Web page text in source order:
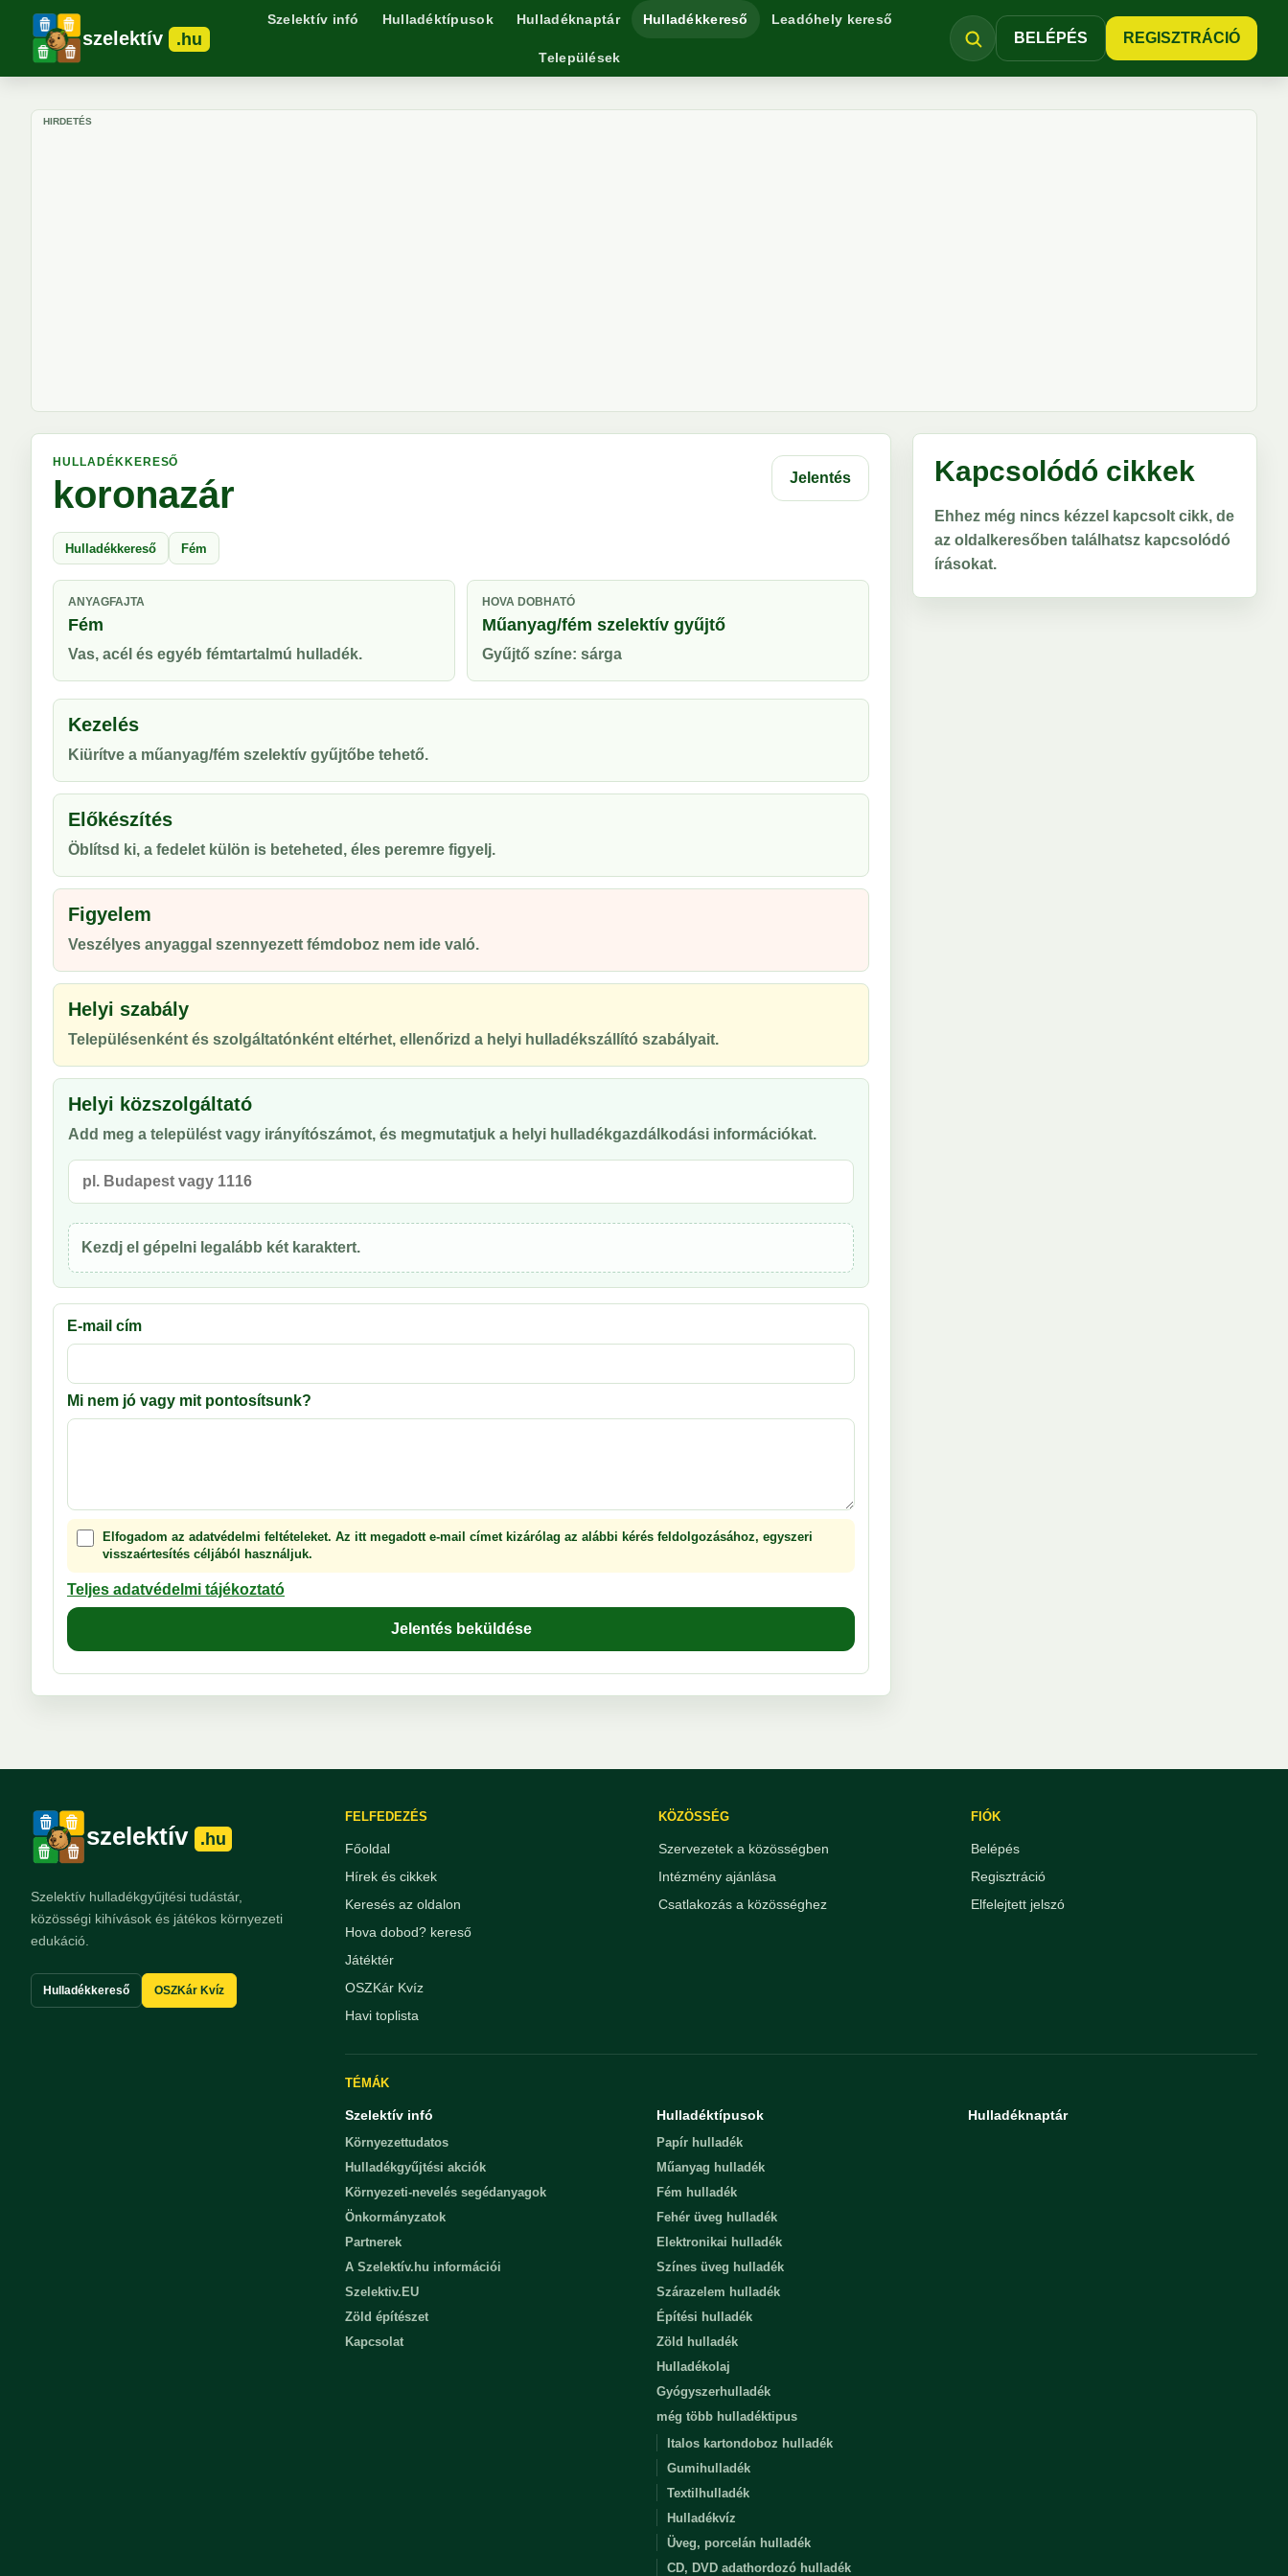
szelektív .hu
Szelektív infó Hulladéktípusok Hulladéknaptár Hulladékkereső Leadóhely kereső
Települések
BELÉPÉS REGISZTRÁCIÓ
HIRDETÉS
HULLADÉKKERESŐ
koronazár Jelentés
Hulladékkereső Fém
ANYAGFAJTA
Fém
Vas, acél és egyéb fémtartalmú hulladék.
HOVA DOBHATÓ
Műanyag/fém szelektív gyűjtő
Gyűjtő színe: sárga
Kezelés
Kiürítve a műanyag/fém szelektív gyűjtőbe tehető.
Előkészítés
Öblítsd ki, a fedelet külön is beteheted, éles peremre figyelj.
Figyelem
Veszélyes anyaggal szennyezett fémdoboz nem ide való.
Helyi szabály
Településenként és szolgáltatónként eltérhet, ellenőrizd a helyi hulladékszállító szabályait.
Helyi közszolgáltató
Add meg a települést vagy irányítószámot, és megmutatjuk a helyi hulladékgazdálkodási információkat.
Kezdj el gépelni legalább két karaktert.
E-mail cím
Mi nem jó vagy mit pontosítsunk?
Elfogadom az adatvédelmi feltételeket. Az itt megadott e-mail címet kizárólag az alábbi kérés feldolgozásához, egyszeri
visszaértesítés céljából használjuk.
Teljes adatvédelmi tájékoztató
Jelentés beküldése
Kapcsolódó cikkek
Ehhez még nincs kézzel kapcsolt cikk, de
az oldalkeresőben találhatsz kapcsolódó
írásokat.
szelektív .hu
Szelektív hulladékgyűjtési tudástár,
közösségi kihívások és játékos környezeti
edukáció.
Hulladékkereső OSZKár Kvíz
FELFEDEZÉS
Főoldal
Hírek és cikkek
Keresés az oldalon
Hova dobod? kereső
Játéktér
OSZKár Kvíz
Havi toplista
KÖZÖSSÉG
Szervezetek a közösségben
Intézmény ajánlása
Csatlakozás a közösséghez
FIÓK
Belépés
Regisztráció
Elfelejtett jelszó
TÉMÁK
Szelektív infó
Környezettudatos
Hulladékgyűjtési akciók
Környezeti-nevelés segédanyagok
Önkormányzatok
Partnerek
A Szelektív.hu információi
Szelektiv.EU
Zöld építészet
Kapcsolat
Hulladéktípusok
Papír hulladék
Műanyag hulladék
Fém hulladék
Fehér üveg hulladék
Elektronikai hulladék
Színes üveg hulladék
Szárazelem hulladék
Építési hulladék
Zöld hulladék
Hulladékolaj
Gyógyszerhulladék
még több hulladéktipus
Italos kartondoboz hulladék
Gumihulladék
Textilhulladék
Hulladékvíz
Üveg, porcelán hulladék
CD, DVD adathordozó hulladék
Hulladéknaptár